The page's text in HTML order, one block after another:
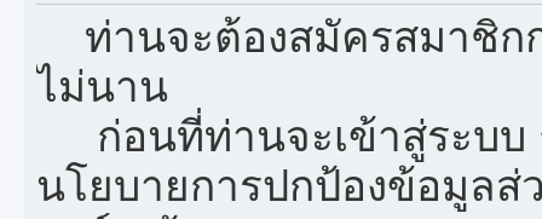
ท่านจะต้องสมัครสมาชิก
ไม่นาน
ก่อนที่ท่านจะเข้าสู่ระบบ
นโยบายการปกป้องข้อมูล